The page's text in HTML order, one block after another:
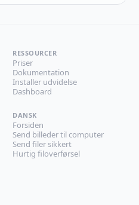
RESSOURCER
Priser
Dokumentation
Installer udvidelse
Dashboard
DANSK
Forsiden
Send billeder til computer
Send filer sikkert
Hurtig filoverførsel